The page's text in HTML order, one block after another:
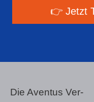
👉 Jetzt
Die Aventus Ver­